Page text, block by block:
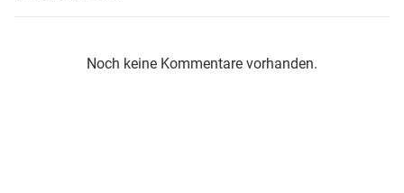
Noch keine Kommentare vorhanden.